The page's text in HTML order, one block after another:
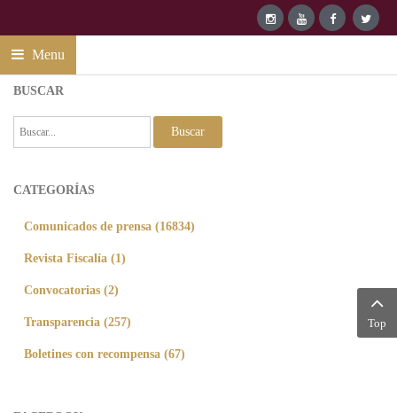
Menu
BUSCAR
Buscar
CATEGORÍAS
Comunicados de prensa (16834)
Revista Fiscalía (1)
Convocatorias (2)
Transparencia (257)
Boletines con recompensa (67)
Top